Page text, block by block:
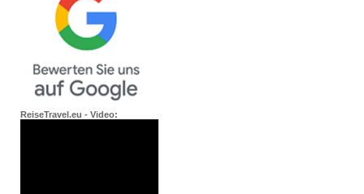
ReiseTravel.eu - Video: